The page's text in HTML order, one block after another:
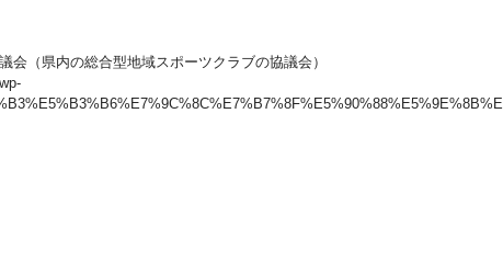
会（県内の総合型地域スポーツクラブの協議会）